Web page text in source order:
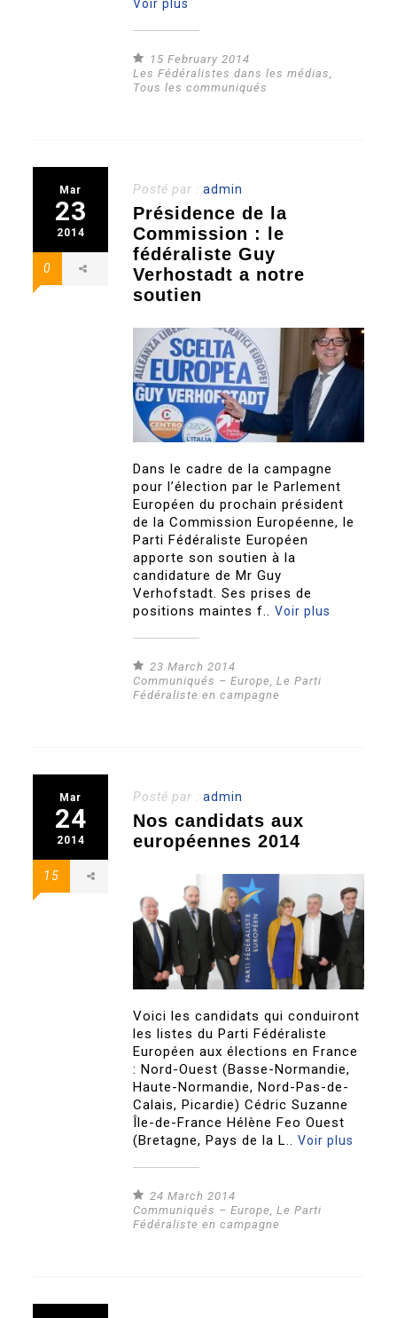
Voir plus
15 February 2014
Les Fédéralistes dans les médias
Tous les communiqués
Mar
23
2014
0
Posté par :admin
Présidence de la
Commission : le
fédéraliste Guy
Verhostadt a notre
soutien
Dans le cadre de la campagne
pour l’élection par le Parlement
Européen du prochain président
de la Commission Européenne, le
Parti Fédéraliste Européen
apporte son soutien à la
candidature de Mr Guy
Verhofstadt. Ses prises de
positions maintes f..Voir plus
23 March 2014
Communiqués – Europe,Le Parti
Fédéraliste en campagne
Mar
24
2014
15
Posté par :admin
Nos candidats aux
européennes 2014
Voici les candidats qui conduiront
les listes du Parti Fédéraliste
Européen aux élections en France
: Nord-Ouest (Basse-Normandie,
Haute-Normandie, Nord-Pas-de-
Calais, Picardie) Cédric Suzanne
Île-de-France Hélène Feo Ouest
(Bretagne, Pays de la L..Voir plus
24 March 2014
Communiqués – Europe,Le Parti
Fédéraliste en campagne